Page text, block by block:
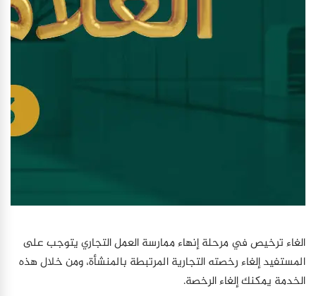
الغاء ترخيص في مرحلة إنهاء ممارسة العمل التجاري يتوجب على
المستفيد إلغاء رخصته التجارية المرتبطة بالمنشأة، ومن خلال هذه
الخدمة يمكنك إلغاء الرخصة.